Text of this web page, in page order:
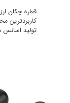
قطره چکان
کاربردترین
تولید